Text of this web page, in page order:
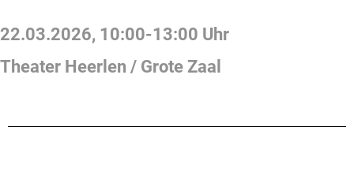
22.03.2026, 10:00-13:00 Uhr
Theater Heerlen / Grote Zaal